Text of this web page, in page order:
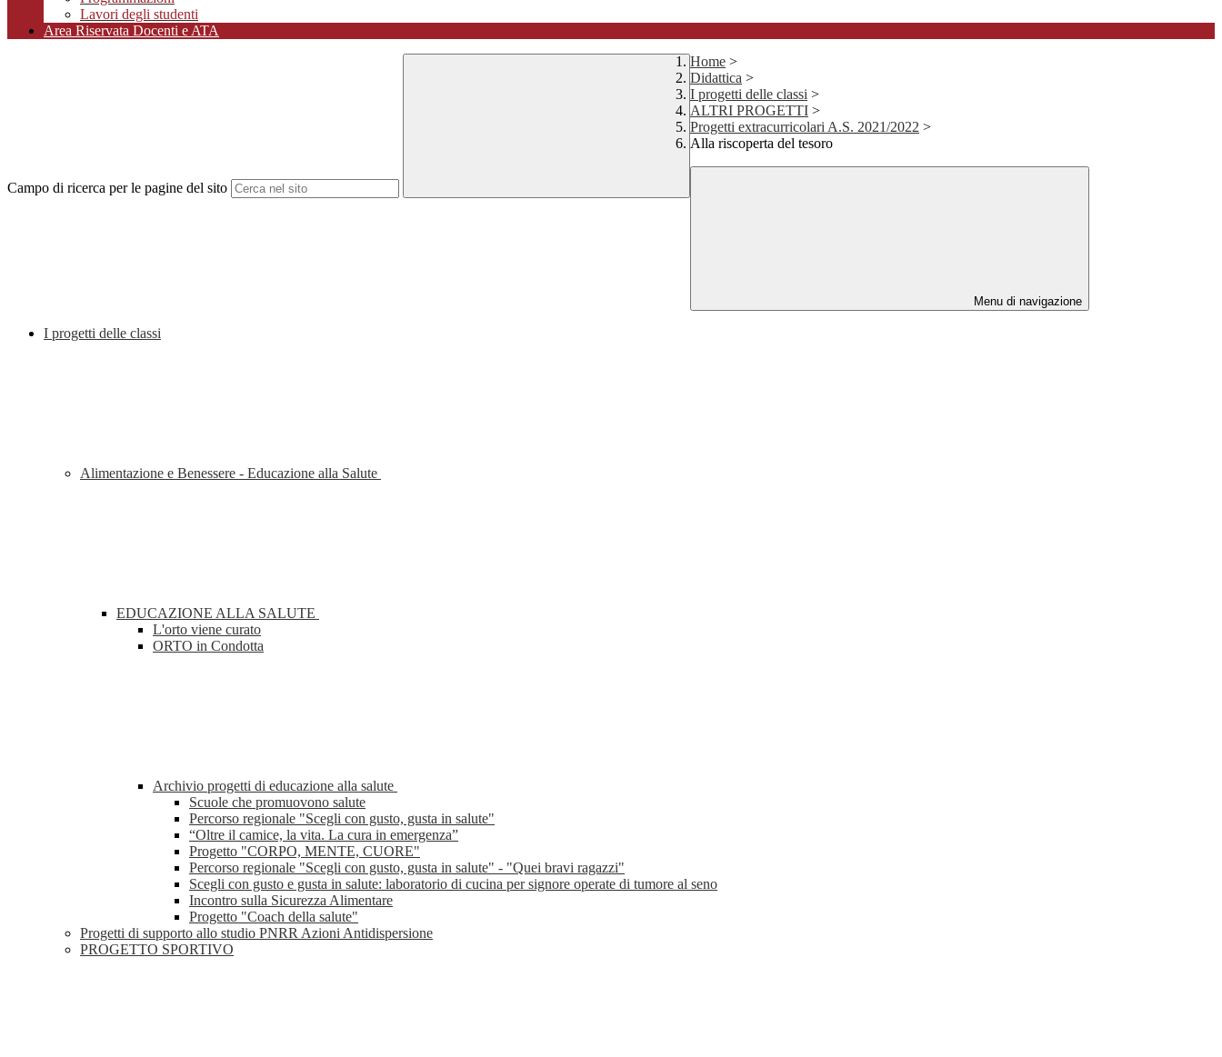
Lavori degli studenti
Area Riservata Docenti e ATA
Campo di ricerca per le pagine del sito
Home >
Didattica >
I progetti delle classi >
ALTRI PROGETTI >
Progetti extracurricolari A.S. 2021/2022 >
Alla riscoperta del tesoro
Menu di navigazione
I progetti delle classi
Alimentazione e Benessere - Educazione alla Salute
EDUCAZIONE ALLA SALUTE
L'orto viene curato
ORTO in Condotta
Archivio progetti di educazione alla salute
Scuole che promuovono salute
Percorso regionale "Scegli con gusto, gusta in salute"
“Oltre il camice, la vita. La cura in emergenza”
Progetto "CORPO, MENTE, CUORE"
Percorso regionale "Scegli con gusto, gusta in salute" - "Quei bravi ragazzi"
Scegli con gusto e gusta in salute: laboratorio di cucina per signore operate di tumore al seno
Incontro sulla Sicurezza Alimentare
Progetto "Coach della salute"
Progetti di supporto allo studio PNRR Azioni Antidispersione
PROGETTO SPORTIVO